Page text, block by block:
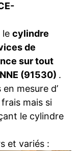
le cylindre
de
sur tout
(91530) .
mesure d’
mais si
le cylindre
et variés :